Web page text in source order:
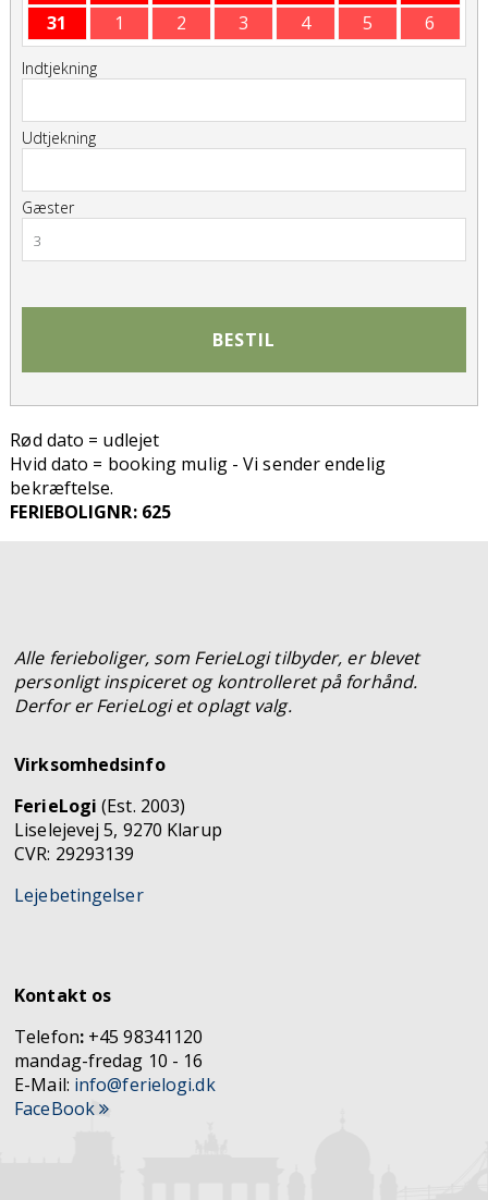
31
1 2 3 4 5 6
Indtjekning
Udtjekning
Gæster
3
BESTIL
Rød dato = udlejet
Hvid dato = booking mulig - Vi sender endelig
bekræftelse.
FERIEBOLIGNR: 625
Alle ferieboliger, som FerieLogi tilbyder, er blevet
personligt inspiceret og kontrolleret på forhånd.
Derfor er FerieLogi et oplagt valg.
Virksomhedsinfo
FerieLogi(Est. 2003)
Liselejevej 5, 9270 Klarup
CVR: 29293139
Lejebetingelser
Kontakt os
Telefon:+45 98341120
mandag-fredag 10 - 16
E-Mail: info@ferielogi.dk
FaceBook